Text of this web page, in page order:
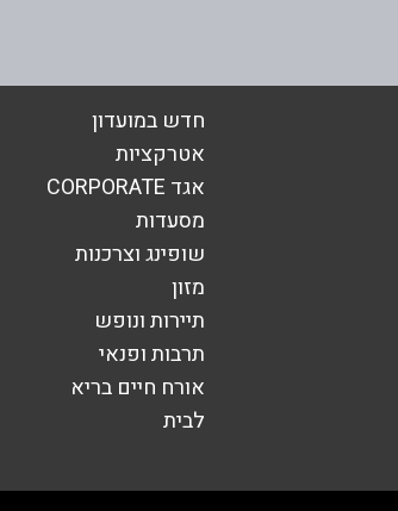
חדש במועדון
אטרקציות
אגד CORPORATE
מסעדות
שופינג וצרכנות
מזון
תיירות ונופש
תרבות ופנאי
אורח חיים בריא
לבית